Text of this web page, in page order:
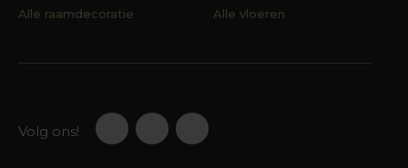
Alle raamdecoratie Alle vloeren
Volg ons!